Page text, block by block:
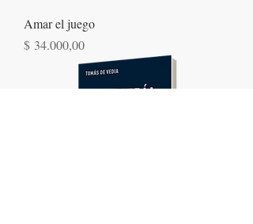
Amar el juego
Precio
$ 34.000,00